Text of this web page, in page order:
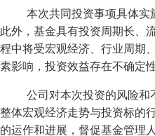
本次共同投资事项具体实
此外，基金具有投资周期长、
程中将受宏观经济、行业周期
素影响，投资效益存在不确定性
公司对本次投资的风险
整体宏观经济走势与投资标的
的运作和进展，督促基金管理